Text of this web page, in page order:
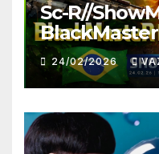
Sc-R//
BlackMaster
HUNTER
24/02/2026